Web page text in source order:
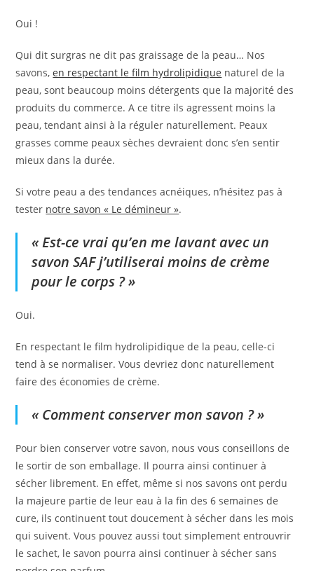
Oui !
Qui dit surgras ne dit pas graissage de la peau… Nos
savons,en respectant le film hydrolipidique naturel de la
peau, sont beaucoup moins détergents que la majorité des
produits du commerce. A ce titre ils agressent moins la
peau, tendant ainsi à la réguler naturellement. Peaux
grasses comme peaux sèches devraient donc s’en sentir
mieux dans la durée.
Si votre peau a des tendances acnéiques, n’hésitez pas à
tester notre savon « Le démineur ».
« Est-ce vrai qu’en me lavant avec un
savon SAF j’utiliserai moins de crème
pour le corps ? »
Oui.
En respectant le film hydrolipidique de la peau, celle-ci
tend à se normaliser. Vous devriez donc naturellement
faire des économies de crème.
« Comment conserver mon savon ? »
Pour bien conserver votre savon, nous vous conseillons de
le sortir de son emballage. Il pourra ainsi continuer à
sécher librement. En effet, même si nos savons ont perdu
la majeure partie de leur eau à la fin des 6 semaines de
cure, ils continuent tout doucement à sécher dans les mois
qui suivent. Vous pouvez aussi tout simplement entrouvrir
le sachet, le savon pourra ainsi continuer à sécher sans